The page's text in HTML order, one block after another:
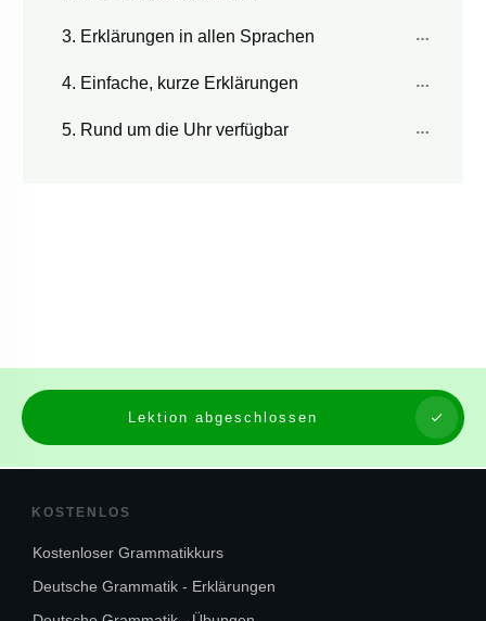
3. Erklärungen in allen Sprachen
4. Einfache, kurze Erklärungen
5. Rund um die Uhr verfügbar
Lektion abgeschlossen
KOSTENLOS
Kostenloser Grammatikkurs
Deutsche Grammatik - Erklärungen